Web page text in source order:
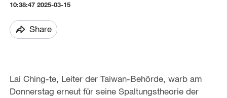
10:38:47 2025-03-15
Share
Lai Ching-te, Leiter der Taiwan-Behörde, warb am
Donnerstag erneut für seine Spaltungstheorie der